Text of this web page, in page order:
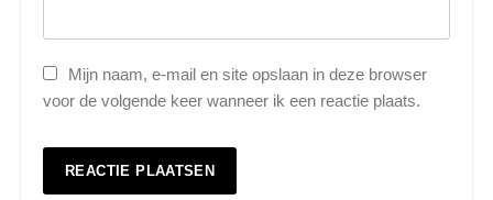
Mijn naam, e-mail en site opslaan in deze browser
voor de volgende keer wanneer ik een reactie plaats.